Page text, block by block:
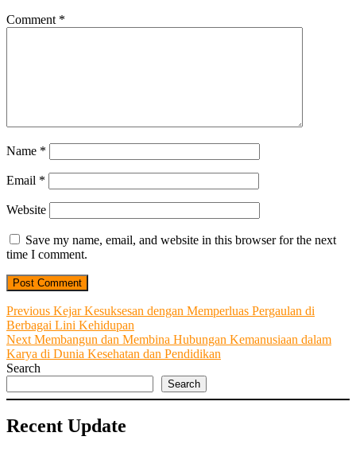
Comment *
Name *
Email *
Website
Save my name, email, and website in this browser for the next
time I comment.
Post
navigation
Previous Previous
post:
Kejar Kesuksesan dengan Memperluas Pergaulan di
Berbagai Lini Kehidupan
Next Next
post:
Membangun dan Membina Hubungan Kemanusiaan dalam
Karya di Dunia Kesehatan dan Pendidikan
Search
Search
Recent Update